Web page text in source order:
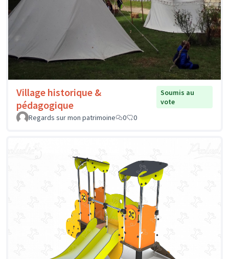
Village historique &
pédagogique
Soumis au
vote
Regards sur mon patrimoine
0 0